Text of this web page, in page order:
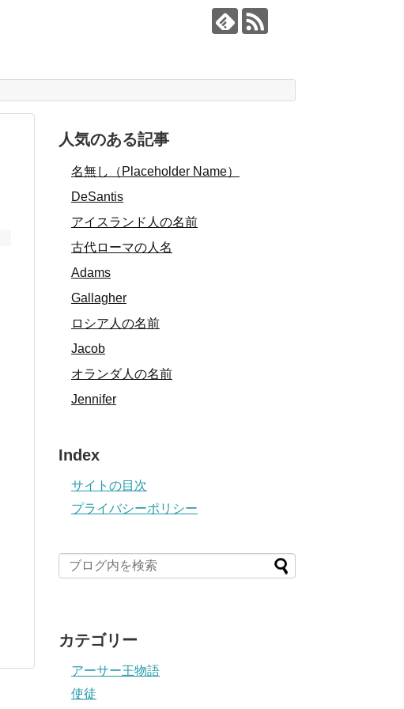
人気のある記事
名無し（Placeholder Name）
DeSantis
アイスランド人の名前
古代ローマの人名
Adams
Gallagher
ロシア人の名前
Jacob
オランダ人の名前
Jennifer
Index
サイトの目次
プライバシーポリシー
カテゴリー
アーサー王物語
使徒